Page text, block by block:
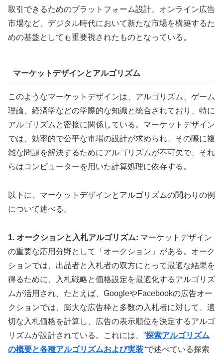
取引できるためのプラットフォーム設計、オンライン広告
市場など、デジタル時代において新たな市場を構築するた
めの基盤としても重要視されたものとなっている。
マーケットデザインとアルゴリズム
このようなマーケットデザインは、 アルゴリズム、ゲーム
理論、経済学などの学際的な知識と統合されており、特に
アルゴリズムと密接に関係している。マーケットデザイン
では、効率的で公平な市場の設計が求められ、その際に複
雑な問題を解決するためにアルゴリズムが不可欠で、それ
らはコンピューターを用いた計算処理に依存する。
以下に、マーケットデザインとアルゴリズムの関わりの例
について述べる。
1. オークションと入札アルゴリズム: マーケットデザイン
の重要な応用分野として「オークション」がある。オーク
ションでは、出品者と入札者の双方にとって最適な結果を
得るために、入札戦略と価格設定を最適化するアルゴリズ
ムが活用され、たとえば、GoogleやFacebookの広告オー
クションでは、膨大な広告枠と多数の入札者に対して、適
切な入札価格を計算し、広告の表示順位を決定するアルゴ
リズムが設計されている。これには、”探索アルゴリズム
の概要と各種アルゴリズムおよび実装“で述べている探索